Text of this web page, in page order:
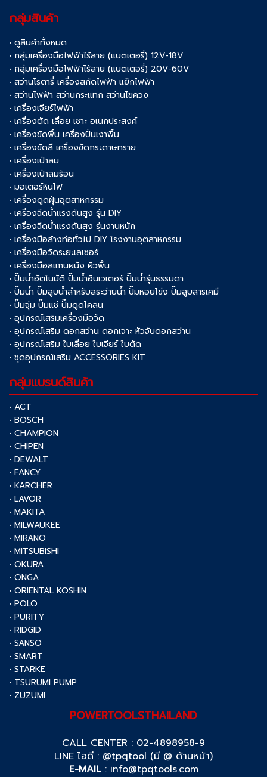
กลุ่มสินค้า
• ดูสินค้าทั้งหมด
• กลุ่มเครื่องมือไฟฟ้าไร้สาย (แบตเตอรี่) 12V-18V
• กลุ่มเครื่องมือไฟฟ้าไร้สาย (แบตเตอรี่) 20V-60V
• สว่านโรตารี่ เครื่องสกัดไฟฟ้า แย็กไฟฟ้า
• สว่านไฟฟ้า สว่านกระแทก สว่านไขควง
• เครื่องเจียร์ไฟฟ้า
• เครื่องตัด เลื่อย เซาะ อเนกประสงค์
• เครื่องขัดพื้น เครื่องปั่นเงาพื้น
• เครื่องขัดสี เครื่องขัดกระดาษทราย
• เครื่องเป่าลม
• เครื่องเป่าลมร้อน
• มอเตอร์หินไฟ
• เครื่องดูดฝุ่นอุตสาหกรรม
• เครื่องฉีดน้ำแรงดันสูง รุ่น DIY
• เครื่องฉีดน้ำแรงดันสูง รุ่นงานหนัก
• เครื่องมือล้างท่อทั่วไป DIY โรงงานอุตสาหกรรม
• เครื่องมือวัดระยะเลเซอร์
• เครื่องมือสแกนผนัง ผิวพื้น
• ปั๊มน้ำอัตโนมัติ ปั๊มน้ำอินเวเตอร์ ปั๊มน้ำรุ่นธรรมดา
• ปั๊มน้ำ ปั๊มสูบน้ำสำหรับสระว่ายน้ำ ปั๊มหอยโข่ง ปั๊มสูบสารเคมี
• ปั๊มจุ่ม ปั๊มแช่ ปั๊มดูดโคลน
• อุปกรณ์เสริมเครื่องมือวัด
• อุปกรณ์เสริม ดอกสว่าน ดอกเจาะ หัวจับดอกสว่าน
• อุปกรณ์เสริม ใบเลื่อย ใบเจียร์ ใบตัด
• ชุดอุปกรณ์เสริม ACCESSORIES KIT
กลุ่มแบรนด์สินค้า
• ACT
• BOSCH
• CHAMPION
• CHIPEN
• DEWALT
• FANCY
• KARCHER
• LAVOR
• MAKITA
• MILWAUKEE
• MIRANO
• MITSUBISHI
• OKURA
• ONGA
• ORIENTAL KOSHIN
• POLO
• PURITY
• RIDGID
• SANSO
• SMART
• STARKE
• TSURUMI PUMP
• ZUZUMI
POWERTOOLSTHAILAND
CALL CENTER : 02-4898958-9
LINE ไอดี : @tpqtool (มี @ ด้านหน้า)
E-MAIL: info@tpqtools.com